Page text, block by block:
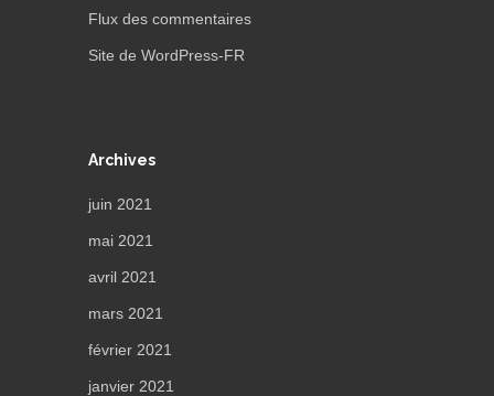
Flux des commentaires
Site de WordPress-FR
Archives
juin 2021
mai 2021
avril 2021
mars 2021
février 2021
janvier 2021